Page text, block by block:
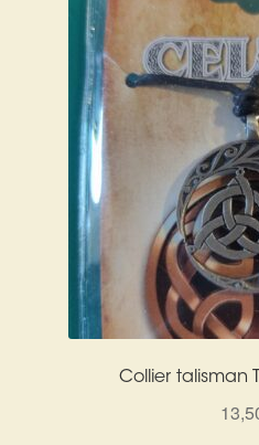
Soin beauté
Sels de bain
Encens
Cadeaux de naissance
Ésotérisme : les pratiques
Arts Divinatoires : Percez
Collier talisman